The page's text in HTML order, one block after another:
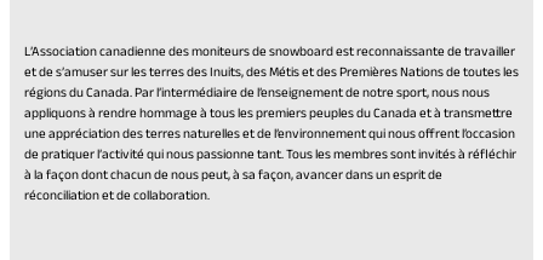
L’Association canadienne des moniteurs de snowboard est reconnaissante de travailler
et de s’amuser sur les terres des Inuits, des Métis et des Premières Nations de toutes les
régions du Canada. Par l’intermédiaire de l’enseignement de notre sport, nous nous
appliquons à rendre hommage à tous les premiers peuples du Canada et à transmettre
une appréciation des terres naturelles et de l’environnement qui nous offrent l’occasion
de pratiquer l’activité qui nous passionne tant. Tous les membres sont invités à réfléchir
à la façon dont chacun de nous peut, à sa façon, avancer dans un esprit de
réconciliation et de collaboration.